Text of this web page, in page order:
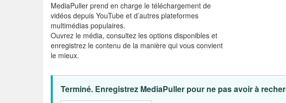
MediaPuller prend en charge le téléchargement de
vidéos depuis YouTube et d’autres plateformes
multimédias populaires.
Ouvrez le média, consultez les options disponibles et
enregistrez le contenu de la manière qui vous convient
le mieux.
Terminé. Enregistrez MediaPuller pour ne pas avoir à